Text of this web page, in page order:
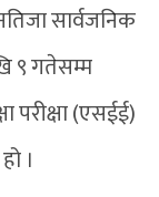
सार्वजनिक
९ गतेसम्म
परीक्षा (एसईई)
।